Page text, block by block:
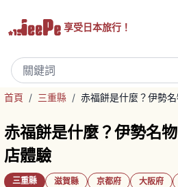
享受日本旅行！
首頁 / 三重縣 / 赤福餅是什麼？伊勢
赤福餅是什麼？伊勢名
店體驗
三重縣 滋賀縣 京都府 大阪府